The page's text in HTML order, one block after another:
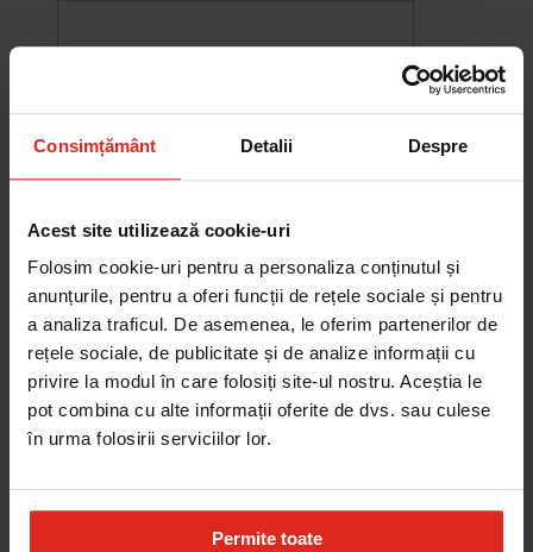
Consimțământ Detalii Despre
Acest site utilizează cookie-uri
Folosim cookie-uri pentru a personaliza conținutul și
anunțurile, pentru a oferi funcții de rețele sociale și pentru
a analiza traficul. De asemenea, le oferim partenerilor de
rețele sociale, de publicitate și de analize informații cu
privire la modul în care folosiți site-ul nostru. Aceștia le
pot combina cu alte informații oferite de dvs. sau culese
în urma folosirii serviciilor lor.
Permite toate
-10%
Chiuveta Maris MRG 610-60
was 2.580,20 RON Pret special 2.322,18 RON
Adauga în cos